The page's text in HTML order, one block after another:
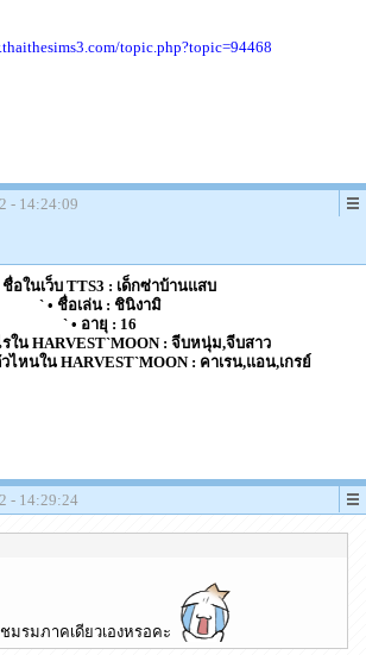
topic.php?topic=94468
- 14:24:09
ชื่อในเว็บ TTS3 : เด็กซ่าบ้านแสบ
` • ชื่อเล่น : ชินิงามิ
` • อายุ : 16
รใน HARVEST`MOON : จีบหนุ่ม,จีบสาว
ไหนใน HARVEST`MOON : คาเรน,แอน,เกรย์
- 14:29:24
มรมภาคเดียวเองหรอคะ